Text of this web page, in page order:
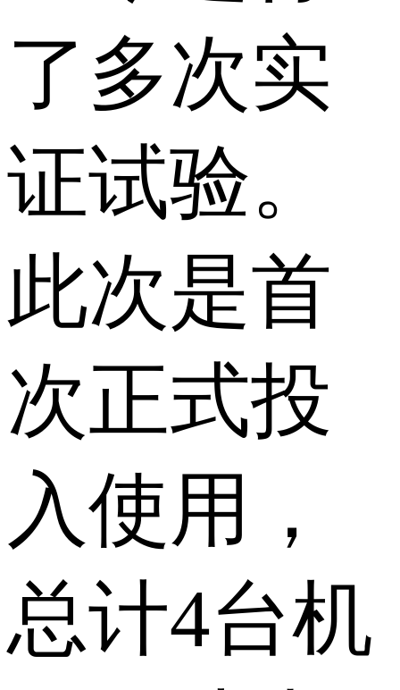
了多次实
证试验。
此次是首
次正式投
入使用，
总计4台机